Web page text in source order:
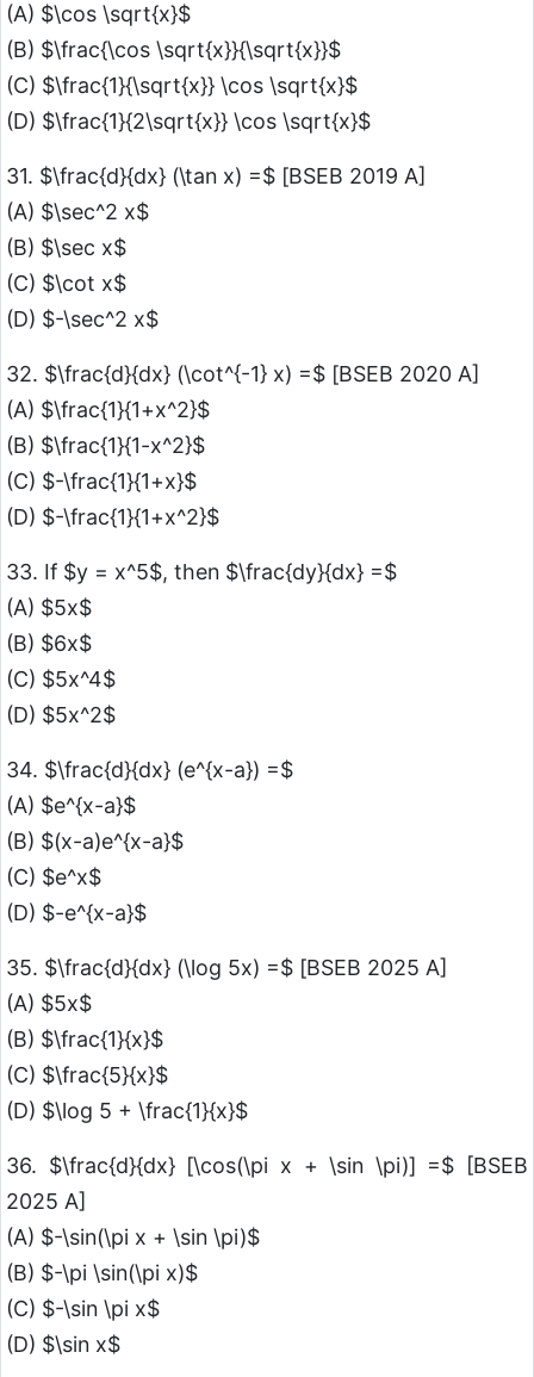
(A) $\cos \sqrt{x}$
(B) $\frac{\cos \sqrt{x}}{\sqrt{x}}$
(C) $\frac{1}{\sqrt{x}} \cos \sqrt{x}$
(D) $\frac{1}{2\sqrt{x}} \cos \sqrt{x}$
31. $\frac{d}{dx} (\tan x) =$ [BSEB 2019 A]
(A) $\sec^2 x$
(B) $\sec x$
(C) $\cot x$
(D) $-\sec^2 x$
32. $\frac{d}{dx} (\cot^{-1} x) =$ [BSEB 2020 A]
(A) $\frac{1}{1+x^2}$
(B) $\frac{1}{1-x^2}$
(C) $-\frac{1}{1+x}$
(D) $-\frac{1}{1+x^2}$
33. If $y = x^5$, then $\frac{dy}{dx} =$
(A) $5x$
(B) $6x$
(C) $5x^4$
(D) $5x^2$
34. $\frac{d}{dx} (e^{x-a}) =$
(A) $e^{x-a}$
(B) $(x-a)e^{x-a}$
(C) $e^x$
(D) $-e^{x-a}$
35. $\frac{d}{dx} (\log 5x) =$ [BSEB 2025 A]
(A) $5x$
(B) $\frac{1}{x}$
(C) $\frac{5}{x}$
(D) $\log 5 + \frac{1}{x}$
36. $\frac{d}{dx} [\cos(\pi x + \sin \pi)] =$ [BSEB
2025 A]
(A) $-\sin(\pi x + \sin \pi)$
(B) $-\pi \sin(\pi x)$
(C) $-\sin \pi x$
(D) $\sin x$